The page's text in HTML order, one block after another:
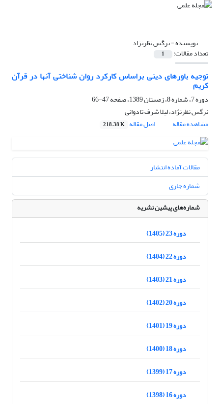
نویسنده =نرگس نظرنژاد
تعداد مقالات: 1
توجیه باورهای دینی براساس کارکرد روان شناختی آنها در قرآن
کریم
دوره 7، شماره 8، زمستان 1389، صفحه
47-66
نرگس نظرنژاد، لیلا شرف تادوانی
مشاهده مقاله
اصل مقاله 218.38 K
مقالات آماده انتشار
شماره جاری
شماره‌های پیشین نشریه
دوره 23 (1405)
دوره 22 (1404)
دوره 21 (1403)
دوره 20 (1402)
دوره 19 (1401)
دوره 18 (1400)
دوره 17 (1399)
دوره 16 (1398)